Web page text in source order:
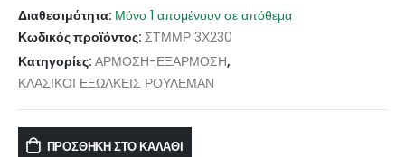
Διαθεσιμότητα: Μόνο 1 απομένουν σε απόθεμα
Κωδικός προϊόντος: ΣΤΜΜΡ 3Χ230
Κατηγορίες: ΑΡΜΟΣΗ-ΕΞΑΡΜΟΣΗ,
ΚΛΑΣΙΚΟΙ ΕΞΩΛΚΕΙΣ ΡΟΥΛΕΜΑΝ
ΠΡΟΣΘΉΚΗ ΣΤΟ ΚΑΛΆΘΙ